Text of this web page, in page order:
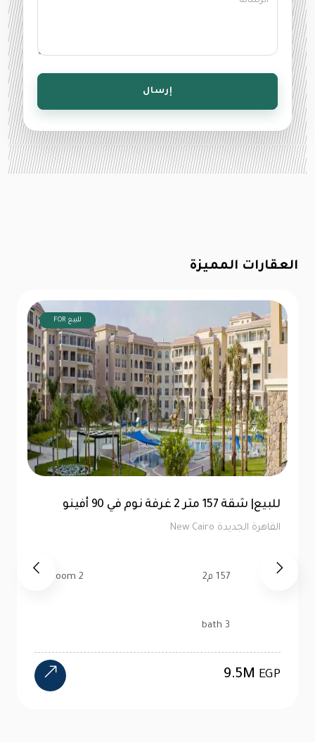
إرسال
العقارات المميزة
FOR للبيع
توين هاوس 520 متر للبيع في ماونتن فيو هايد
بارك | كاش